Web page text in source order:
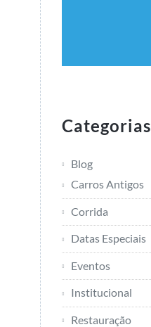
Categorias
Blog
Carros Antigos
Corrida
Datas Especiais
Eventos
Institucional
Restauração